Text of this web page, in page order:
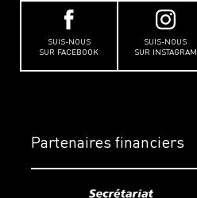
SUIS-NOUS
SUR FACEBOOK
SUIS-NOUS
SUR INSTAGRAM
Partenaires financiers